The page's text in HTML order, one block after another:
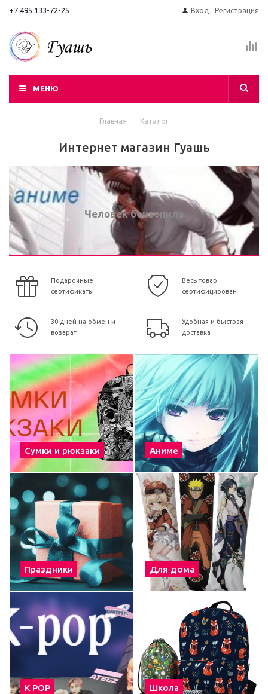
+7 495 133-72-25 Вход Регистрация
МЕНЮ
Главная - Каталог
Интернет магазин Гуашь
Человек бензопила
Подарочные
сертификаты
Весь товар
сертифицирован
30 дней на обмен и
возврат
Удобная и быстрая
доставка
Сумки и рюкзаки Аниме
Праздники Для дома
К POP Школа